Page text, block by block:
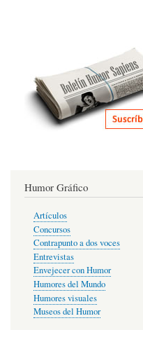
Humor Gráfico
Artículos
Concursos
Contrapunto a dos voces
Entrevistas
Envejecer con Humor
Humores del Mundo
Humores visuales
Museos del Humor